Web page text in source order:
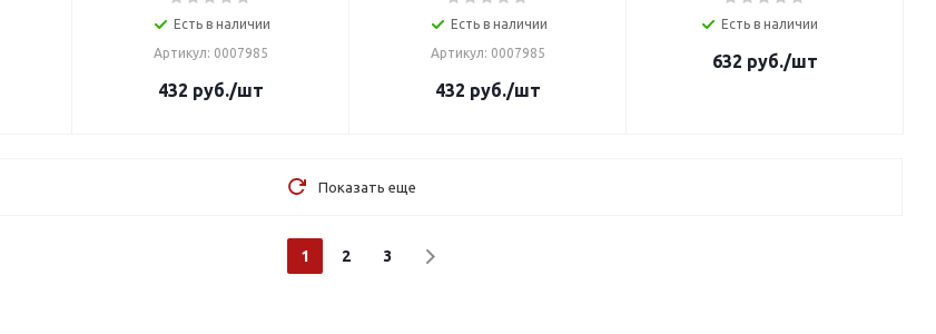
Есть в наличии
Артикул: 0007985
432 руб./шт
Есть в наличии
Артикул: 0007985
432 руб./шт
Есть в наличии
632 руб./шт
Показать еще
1 2 3